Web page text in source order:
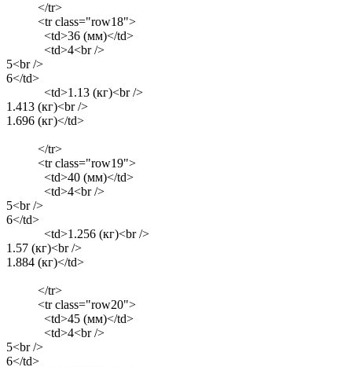
</tr>
<tr class="row18">
<td>36 (мм)</td>
<td>4<br />
5<br />
6</td>
<td>1.13 (кг)<br />
1.413 (кг)<br />
1.696 (кг)</td>
</tr>
<tr class="row19">
<td>40 (мм)</td>
<td>4<br />
5<br />
6</td>
<td>1.256 (кг)<br />
1.57 (кг)<br />
1.884 (кг)</td>
</tr>
<tr class="row20">
<td>45 (мм)</td>
<td>4<br />
5<br />
6</td>